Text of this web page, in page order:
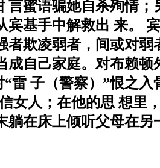
蜜语骗她自杀殉情
基手中解救出 来。
欺凌弱者，间或对
自己家庭。对布赖
子（警察）”恨之
女人；在他的思 想里
在床上倾听父母在另